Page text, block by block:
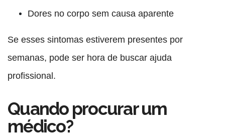
Dores no corpo sem causa aparente
Se esses sintomas estiverem presentes por
semanas, pode ser hora de buscar ajuda
profissional.
Quando procurar um
médico?